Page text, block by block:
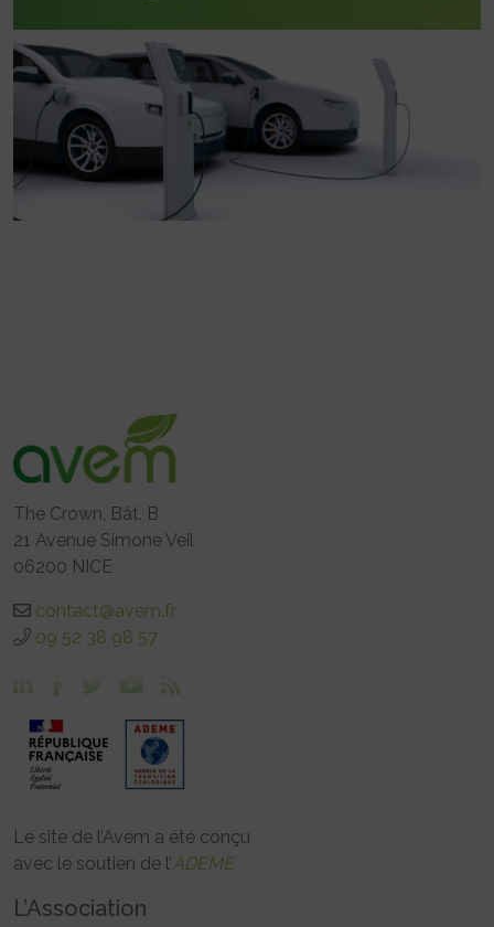
The Crown, Bât. B
21 Avenue Simone Veil
06200 NICE
contact@avem.fr
09 52 38 98 57
Le site de l’Avem a été conçu
avec le soutien de l’ADEME
L’Association